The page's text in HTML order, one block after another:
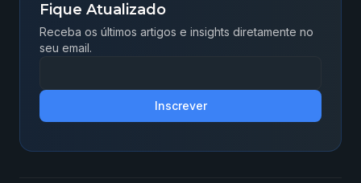
Fique Atualizado
Receba os últimos artigos e insights diretamente no
seu email.
Inscrever